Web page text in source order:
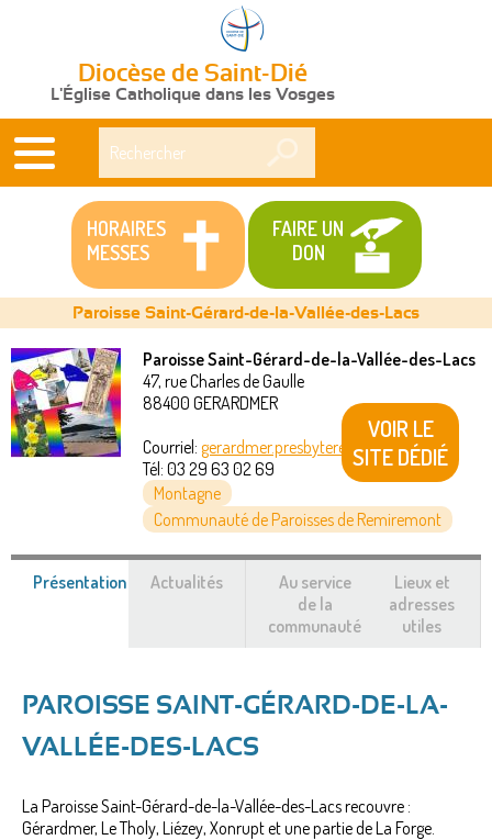
Diocèse de Saint-Dié
L'Église Catholique dans les Vosges
HORAIRES
MESSES
FAIRE UN
DON
Vous
êtes
Paroisse Saint-Gérard-de-la-Vallée-des-Lacs
Paroisse Saint-Gérard-de-la-Vallée-des-Lacs
47, rue Charles de Gaulle
88400 GERARDMER
Courriel: gerardmer.presbytere@akeonet.com
Tél: 03 29 63 02 69
Montagne
Communauté de Paroisses de Remiremont
VOIR LE
SITE DÉDIÉ
Présentation (onglet
Actualités
Au service
de la
communauté
Lieux et
adresses
utiles
PAROISSE SAINT-GÉRARD-DE-LA-
VALLÉE-DES-LACS
La Paroisse Saint-Gérard-de-la-Vallée-des-Lacs recouvre :
Gérardmer, Le Tholy, Liézey, Xonrupt et une partie de La Forge.